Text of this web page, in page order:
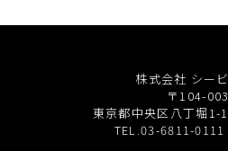
株式会社 シー
〒104-
東京都中央区八丁堀1-
TEL.03-6811-0111